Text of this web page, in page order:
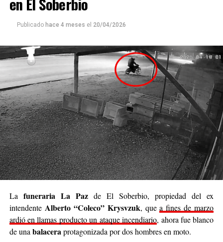
la confianza también es parte de ayudar. Queremos que
siendo parte de algo genuino”.
Luego continuó: “Nuestro deseo es poder llegar a
cada rincón de Posadas
, acompañar, contener y
brindar un poco de alivio a quienes están pasando
momentos difíciles. No podemos cambiar el mundo
entero, pero sí podemos cambiar el día de alguien”.
Se trata de una iniciativa hecha a pulmón, con esfuerzo
propio y con el acompañamiento de cada persona que
decide sumar su granito de arena, ya sea concamperas,
buzos, sacos, frazadas, colchas, mantas, bufandas,
gorros, guantes y todo lo que pueda abrigar.
Cabe destacar que para mediados de mayo será la
entrega de donaciones y tienen planificado realizar ollas
populares de arroz con pollo, por lo que también
recibirán donaciones de alimentos no perecederos.
Publicado hace 4 meses el 20/04/2026
La funeraria La Pazde El Soberbio, propiedad del ex
intendente Alberto “Coleco” Krysvzuk, quea fines de marzo
ardió en llamas producto un ataque incendiario, ahora fue blanco
de unabalaceraprotagonizada por dos hombres en moto.